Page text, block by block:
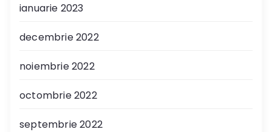
ianuarie 2023
decembrie 2022
noiembrie 2022
octombrie 2022
septembrie 2022